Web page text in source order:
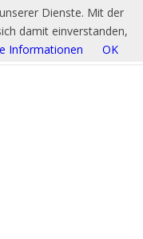
Dienste. Mit der
damit einverstanden,
Informationen OK